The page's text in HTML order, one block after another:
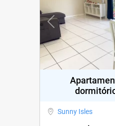
Previous
Sunny Isles